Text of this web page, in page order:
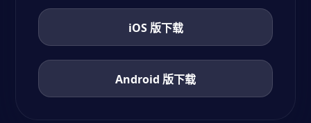
iOS 版下载
Android 版下载